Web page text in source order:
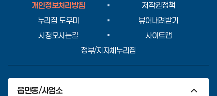
개인정보처리방침
저작권정책
누리집 도우미
뷰어내려받기
시청오시는길
사이트맵
정부/지자체누리집
읍면동/사업소